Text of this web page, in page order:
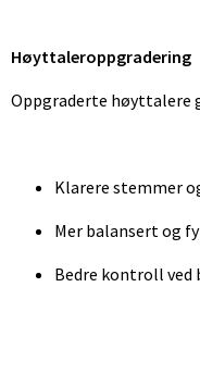
Høyttaleroppgradering
Oppgraderte høyttalere
Klarere stemmer
Mer balansert og
Bedre kontroll ved